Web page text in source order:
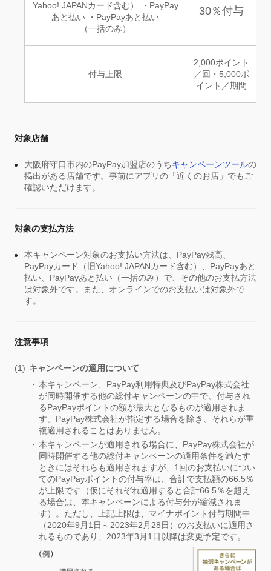
Yahoo! JAPANカード含む） ・PayPay
あと払い ・PayPayあと払い
（一括のみ）
30％付与
付与上限
2,000ポイント
／回・5,000ポ
イント／期間
対象店舗
大阪府守口市内のPayPay加盟店のうちキャンペーンツールの
掲出がある店舗です。事前にアプリの「近くのお店」でもご
確認いただけます。
対象の支払方法
本キャンペーン対象のお支払い方法は、PayPay残高、
PayPayカード（旧Yahoo! JAPANカード含む）、PayPayあと
払い、PayPayあと払い（一括のみ）で、その他のお支払方法
は対象外です。また、オンラインでのお支払いは対象外で
す。
注意事項
キャンペーンの適用について
本キャンペーン、PayPay利用特典及びPayPay株式会社
が同時開催する他の総付キャンペーンの中で、付与され
るPayPayポイントの額が最大となるものが適用されま
す。PayPay株式会社が指定する場合を除き、それらが重
複適用されることはありません。
本キャンペーンが適用される場合に、PayPay株式会社が
同時開催する他の総付キャンペーンの適用条件を満たす
ときにはそれらも適用されますが、1回のお支払いについ
てのPayPayポイントの付与率は、合計で支払額の66.5％
が上限です（仮にそれぞれ適用すると合計66.5％を超え
る場合は、本キャンペーンによる付与分が縮減されま
す）。ただし、上記上限は、マイナポイント付与期間中
（2020年9月1日～2023年2月28日）のお支払いに適用さ
れるものであり、2023年3月1日以降は変更予定です。